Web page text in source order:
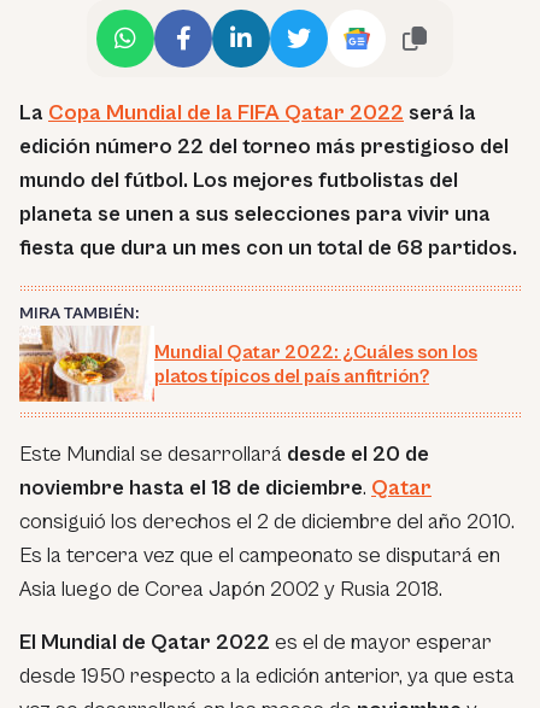
La Copa Mundial de la FIFA Qatar 2022 será la
edición número 22 del torneo más prestigioso del
mundo del fútbol. Los mejores futbolistas del
planeta se unen a sus selecciones para vivir una
fiesta que dura un mes con un total de 68 partidos.
MIRA TAMBIÉN:
Mundial Qatar 2022: ¿Cuáles son los
platos típicos del país anfitrión?
Este Mundial se desarrollará desde el 20 de
noviembre hasta el 18 de diciembre. Qatar
consiguió los derechos el 2 de diciembre del año 2010.
Es la tercera vez que el campeonato se disputará en
Asia luego de Corea Japón 2002 y Rusia 2018.
El Mundial de Qatar 2022 es el de mayor esperar
desde 1950 respecto a la edición anterior, ya que esta